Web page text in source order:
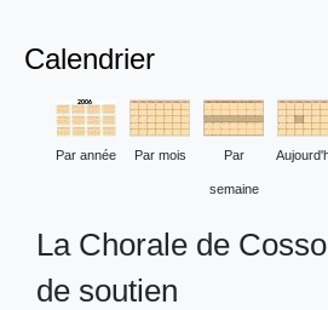
Calendrier
Par année Par mois Par
semaine
La Chorale de
de soutien